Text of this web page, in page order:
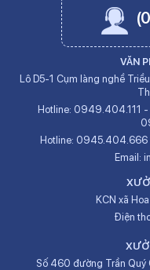
VĂN
Lô D5-1 Cụm làng nghề
Hotline: 0949.404.111 -
Hotline: 0945.404.666
Email:
KCN xã
Điện
Số 460 đường Trần Quý